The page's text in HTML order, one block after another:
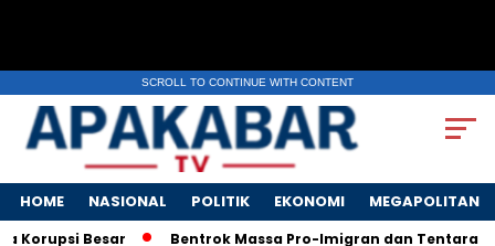
SCROLL TO CONTINUE WITH CONTENT
HOME NASIONAL POLITIK EKONOMI MEGAPOLITAN
Besar Bentrok Massa Pro-Imigran dan Tentara AS Pecah